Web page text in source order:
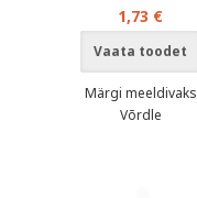
1,73 €
Vaata toodet
Märgi meeldivaks
Võrdle